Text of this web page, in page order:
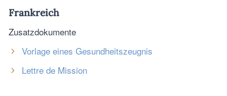
Frankreich
Zusatzdokumente
Vorlage eines Gesundheitszeugnis
Lettre de Mission